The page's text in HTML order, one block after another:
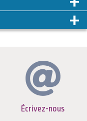
Écrivez-nous